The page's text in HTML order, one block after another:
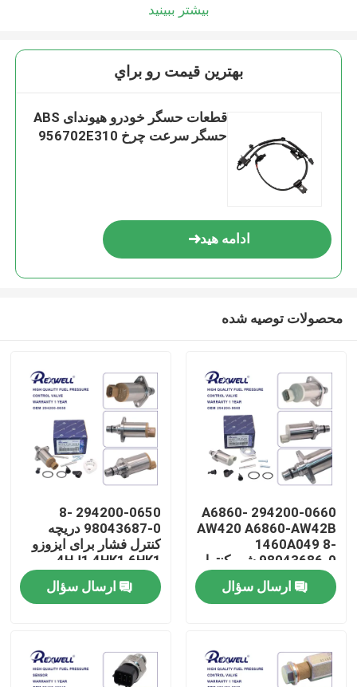
خونه
ویدیو
بیشتر ببینید
بهترين قيمت رو براي
قطعات حسگر خودرو هیوندای ABS
حسگر سرعت چرخ 956702E310
ادامه هید
محصولات توصیه شده
294200-0660 A6860-
AW420 A6860-AW42B
1460A049 8-
98043686-0 شیر کنترل
مکش برای نیسان
آلmera ناوارا NP300
ایکس-تریل پریمیرا
ارسال سؤال
294200-0650 8-
98043687-0 دریچه
کنترل فشار برای ایزوزو
4HJ1 4HK1 6HK1
ارسال سؤال